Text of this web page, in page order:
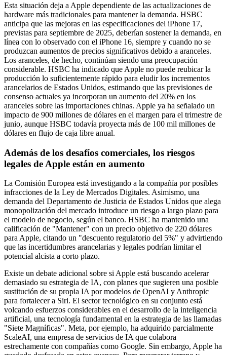
Esta situación deja a Apple dependiente de las actualizaciones de
hardware más tradicionales para mantener la demanda. HSBC
anticipa que las mejoras en las especificaciones del iPhone 17,
previstas para septiembre de 2025, deberían sostener la demanda, en
línea con lo observado con el iPhone 16, siempre y cuando no se
produzcan aumentos de precios significativos debido a aranceles.
Los aranceles, de hecho, continúan siendo una preocupación
considerable. HSBC ha indicado que Apple no puede reubicar la
producción lo suficientemente rápido para eludir los incrementos
arancelarios de Estados Unidos, estimando que las previsiones de
consenso actuales ya incorporan un aumento del 20% en los
aranceles sobre las importaciones chinas. Apple ya ha señalado un
impacto de 900 millones de dólares en el margen para el trimestre de
junio, aunque HSBC todavía proyecta más de 100 mil millones de
dólares en flujo de caja libre anual.
Además de los desafíos comerciales, los riesgos
legales de Apple están en aumento
La Comisión Europea está investigando a la compañía por posibles
infracciones de la Ley de Mercados Digitales. Asimismo, una
demanda del Departamento de Justicia de Estados Unidos que alega
monopolización del mercado introduce un riesgo a largo plazo para
el modelo de negocio, según el banco. HSBC ha mantenido una
calificación de "Mantener" con un precio objetivo de 220 dólares
para Apple, citando un "descuento regulatorio del 5%" y advirtiendo
que las incertidumbres arancelarias y legales podrían limitar el
potencial alcista a corto plazo.
Existe un debate adicional sobre si Apple está buscando acelerar
demasiado su estrategia de IA, con planes que sugieren una posible
sustitución de su propia IA por modelos de OpenAI y Anthropic
para fortalecer a Siri. El sector tecnológico en su conjunto está
volcando esfuerzos considerables en el desarrollo de la inteligencia
artificial, una tecnología fundamental en la estrategia de las llamadas
"Siete Magníficas". Meta, por ejemplo, ha adquirido parcialmente
ScaleAI, una empresa de servicios de IA que colabora
estrechamente con compañías como Google. Sin embargo, Apple ha